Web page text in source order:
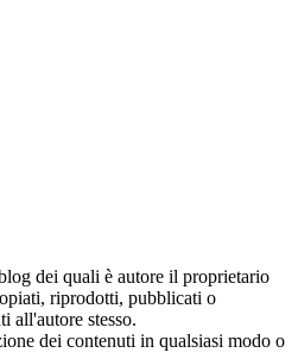
dei quali è autore il proprietario
riprodotti, pubblicati o
all'autore stesso.
dei contenuti in qualsiasi modo o